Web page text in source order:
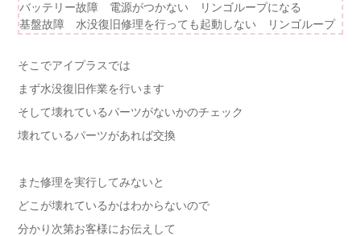
バッテリー故障 電源がつかない リンゴループになる
基盤故障 水没復旧修理を行っても起動しない リンゴループ
そこでアイプラスでは
まず水没復旧作業を行います
そして壊れているパーツがないかのチェック
壊れているパーツがあれば交換
また修理を実行してみないと
どこが壊れているかはわからないので
分かり次第お客様にお伝えして